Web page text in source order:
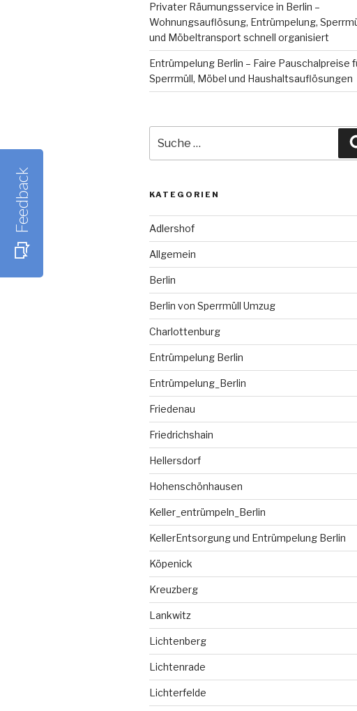
Privater Räumungsservice in Berlin –
Wohnungsauflösung, Entrümpelung,
und Möbeltransport schnell organisiert
Entrümpelung Berlin – Faire Pauschalpreise
Sperrmüll, Möbel und Haushaltsauflösungen
nach:
KATEGORIEN
Adlershof
Allgemein
Berlin
Berlin von Sperrmüll Umzug
Charlottenburg
Entrümpelung Berlin
Entrümpelung_Berlin
Friedenau
Friedrichshain
Hellersdorf
Hohenschönhausen
Keller_entrümpeln_Berlin
KellerEntsorgung und Entrümpelung Berlin
Köpenick
Kreuzberg
Lankwitz
Lichtenberg
Lichtenrade
Lichterfelde
Feedback